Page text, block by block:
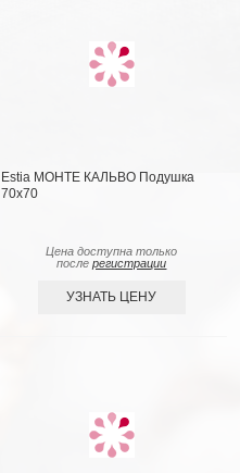
Estia МОНТЕ КАЛЬВО Подушка
70х70
Цена доступна только
послерегистрации
УЗНАТЬ ЦЕНУ